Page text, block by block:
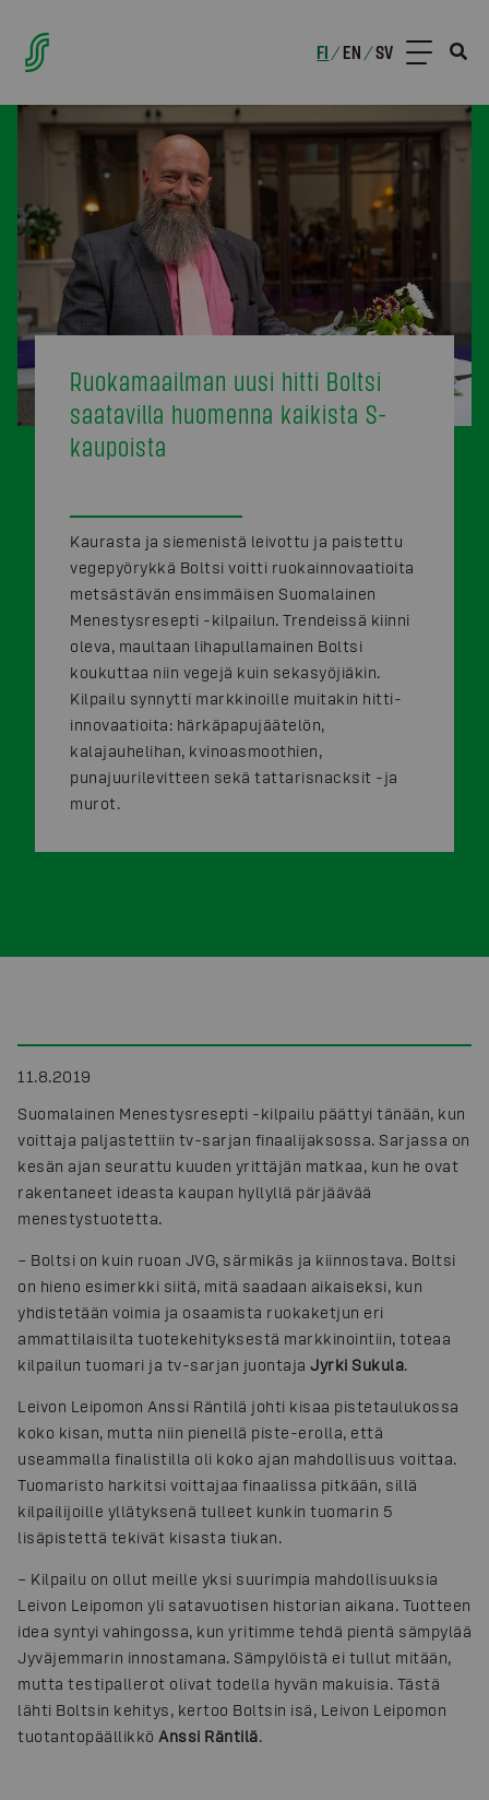
FI /EN /SV
Ruokamaailman uusi hitti Boltsi
saatavilla huomenna kaikista S-
kaupoista
Kaurasta ja siemenistä leivottu ja paistettu
vegepyörykkä Boltsi voitti ruokainnovaatioita
metsästävän ensimmäisen Suomalainen
Menestysresepti -kilpailun. Trendeissä kiinni
oleva, maultaan lihapullamainen Boltsi
koukuttaa niin vegejä kuin sekasyöjiäkin.
Kilpailu synnytti markkinoille muitakin hitti-
innovaatioita: härkäpapujäätelön,
kalajauhelihan, kvinoasmoothien,
punajuurilevitteen sekä tattarisnacksit -ja
murot.
11.8.2019
Suomalainen Menestysresepti -kilpailu päättyi tänään, kun
voittaja paljastettiin tv-sarjan finaalijaksossa. Sarjassa on
kesän ajan seurattu kuuden yrittäjän matkaa, kun he ovat
rakentaneet ideasta kaupan hyllyllä pärjäävää
menestystuotetta.
– Boltsi on kuin ruoan JVG, särmikäs ja kiinnostava. Boltsi
on hieno esimerkki siitä, mitä saadaan aikaiseksi, kun
yhdistetään voimia ja osaamista ruokaketjun eri
ammattilaisilta tuotekehityksestä markkinointiin, toteaa
kilpailun tuomari ja tv-sarjan juontaja Jyrki Sukula.
Leivon Leipomon Anssi Räntilä johti kisaa pistetaulukossa
koko kisan, mutta niin pienellä piste-erolla, että
useammalla finalistilla oli koko ajan mahdollisuus voittaa.
Tuomaristo harkitsi voittajaa finaalissa pitkään, sillä
kilpailijoille yllätyksenä tulleet kunkin tuomarin 5
lisäpistettä tekivät kisasta tiukan.
– Kilpailu on ollut meille yksi suurimpia mahdollisuuksia
Leivon Leipomon yli satavuotisen historian aikana. Tuotteen
idea syntyi vahingossa, kun yritimme tehdä pientä sämpylää
Jyväjemmarin innostamana. Sämpylöistä ei tullut mitään,
mutta testipallerot olivat todella hyvän makuisia. Tästä
lähti Boltsin kehitys, kertoo Boltsin isä, Leivon Leipomon
tuotantopäällikkö Anssi Räntilä.